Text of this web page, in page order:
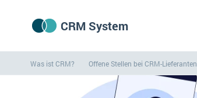
CRM System
Was ist CRM? Offene Stellen bei CRM-Lieferanten